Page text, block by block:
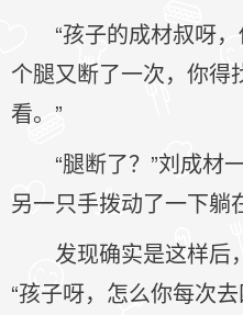
“孩子的成材叔呀
个腿又断了一次，你得
看。”
“腿断了？”刘成材
另一只手拨动了一下躺
发现确实是这样后
“孩子呀，怎么你每次